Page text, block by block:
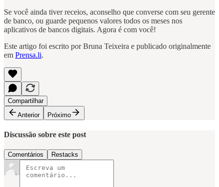
Se você ainda tiver receios, aconselho que converse com seu gerente
de banco, ou guarde pequenos valores todos os meses nos
aplicativos de bancos digitais. Agora é com você!
Este artigo foi escrito por Bruna Teixeira e publicado originalmente
em Prensa.li.
Compartilhar
Anterior
Próximo
Discussão sobre este post
Comentários Restacks